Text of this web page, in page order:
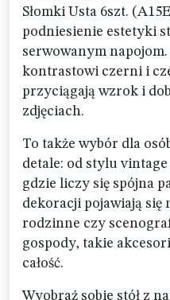
Słomki Usta 6szt.
podniesienie estetyki
serwowanym
kontrastowi czerni i
przyciągają wzrok i
zdjęciach.
To także wybór dla
detale: od stylu
gdzie liczy się spójna
dekoracji pojawiają się
rodzinne czy
gospody, takie
całość.
Wyobraź sobie stół z